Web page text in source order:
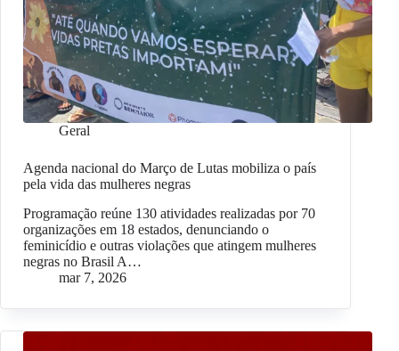
Geral
Agenda nacional do Março de Lutas mobiliza o país
pela vida das mulheres negras
Programação reúne 130 atividades realizadas por 70
organizações em 18 estados, denunciando o
feminicídio e outras violações que atingem mulheres
negras no Brasil A…
mar 7, 2026